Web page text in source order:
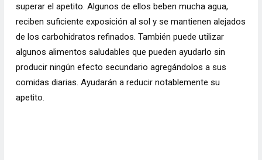
superar el apetito. Algunos de ellos beben mucha agua,
reciben suficiente exposición al sol y se mantienen alejados
de los carbohidratos refinados. También puede utilizar
algunos alimentos saludables que pueden ayudarlo sin
producir ningún efecto secundario agregándolos a sus
comidas diarias. Ayudarán a reducir notablemente su
apetito.